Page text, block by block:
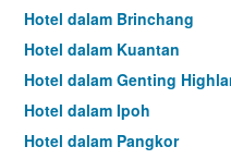
Hotel dalam Brinchang
Hotel dalam Kuantan
Hotel dalam Genting
Hotel dalam Ipoh
Hotel dalam Pangkor